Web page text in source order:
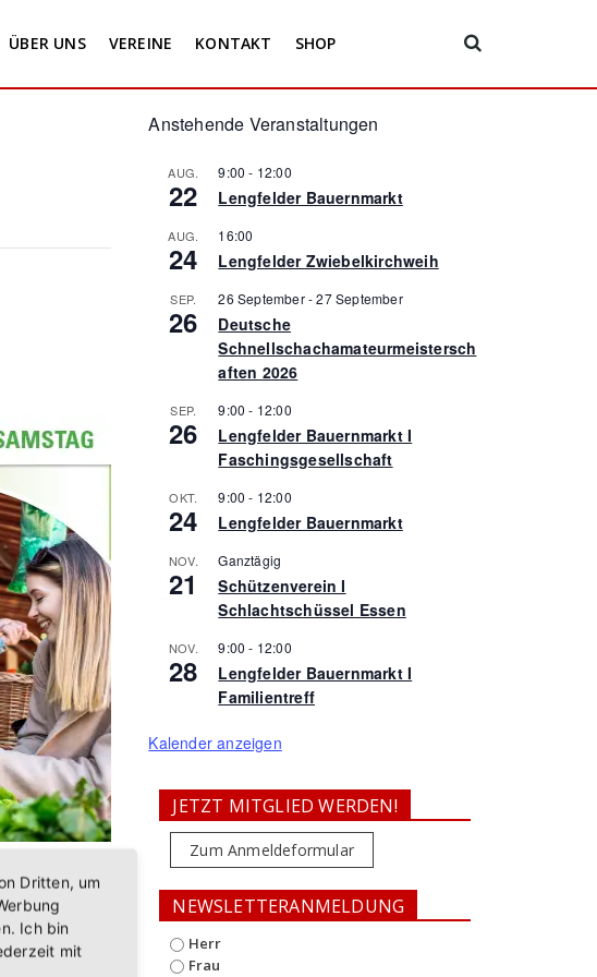
ÜBER UNS VEREINE KONTAKT SHOP
Anstehende Veranstaltungen
AUG.
22
9:00 - 12:00
Lengfelder Bauernmarkt
AUG.
24
16:00
Lengfelder Zwiebelkirchweih
SEP.
26
26 September-27 September
Deutsche
Schnellschachamateurmeistersch
aften 2026
SEP.
26
9:00 - 12:00
Lengfelder Bauernmarkt I
Faschingsgesellschaft
OKT.
24
9:00 - 12:00
Lengfelder Bauernmarkt
NOV.
21
Ganztägig
Schützenverein I
Schlachtschüssel Essen
NOV.
28
9:00 - 12:00
Lengfelder Bauernmarkt I
Familientreff
Kalender anzeigen
JETZT MITGLIED WERDEN!
Zum Anmeldeformular
NEWSLETTERANMELDUNG
Herr
Frau
Dritten, um
Ich bin
mit